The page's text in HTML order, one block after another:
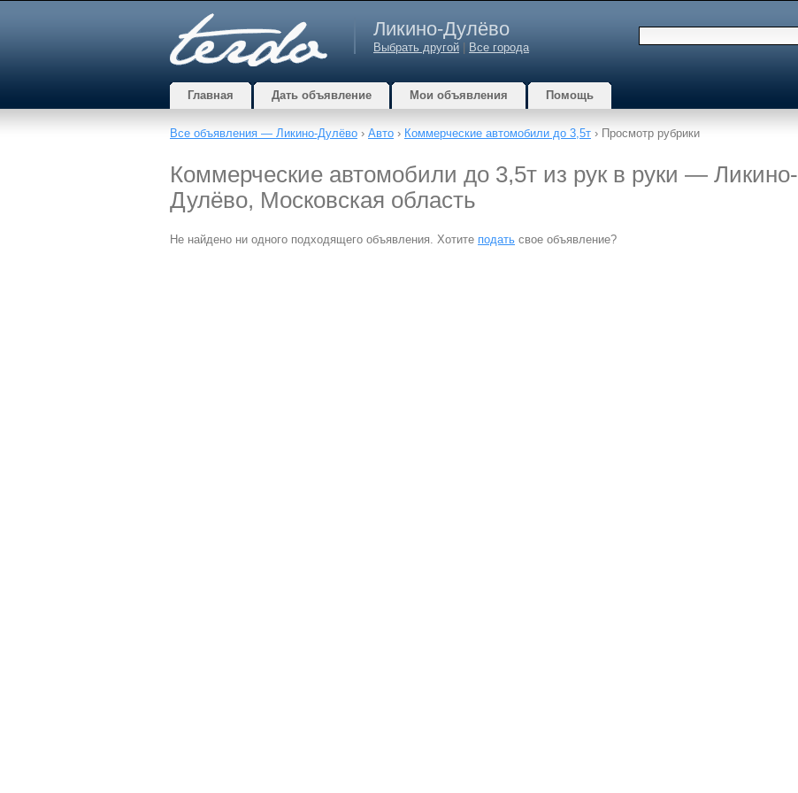
Ликино-Дулёво
Выбрать другой Все города
Главная Дать объявление Мои объявления Помощь
Все объявления — Ликино-Дулёво › Авто › Коммерческие автомобили до 3,5т › Просмотр рубрики
Коммерческие автомобили до 3,5т из рук в руки — Ликино-
Дулёво, Московская область
Не найдено ни одного подходящего объявления. Хотите подать свое объявление?